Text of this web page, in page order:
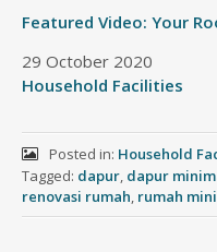
Featured Video: Your
Date
29 October 2020
In relation to
Household Facilities
Posted in: Household
Tagged: dapur, dapur
renovasi rumah, rumah